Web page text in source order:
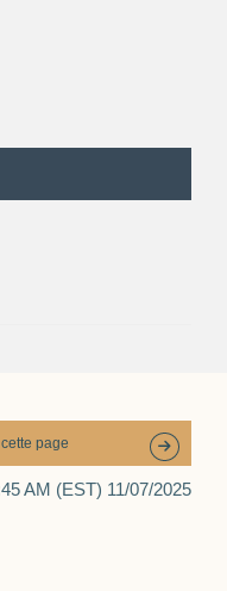
page
AM (EST) 11/07/2025